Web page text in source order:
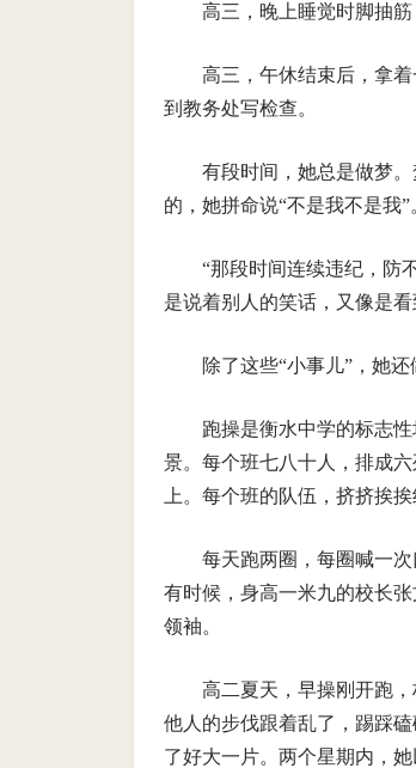
高三，晚上睡觉时脚抽
高三，午休结束后，拿
到教务处写检查。
有段时间，她总是做梦
的，她拼命说“不是我不是我”
“那段时间连续违纪，防
是说着别人的笑话，又像是
除了这些“小事儿”，她还
跑操是衡水中学的标志
景。每个班七八十人，排成
上。每个班的队伍，挤挤挨
每天跑两圈，每圈喊一次
有时候，身高一米九的校长
领袖。
高二夏天，早操刚开跑
他人的步伐跟着乱了，踢踩
了好大一片。两个星期内，